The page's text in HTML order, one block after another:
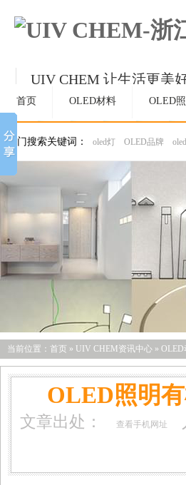
UIV CHEM 让生活更美
持续精进，成为OLED
首页 OLED材料 OLED
热门搜索关键词： oled灯 OLED品牌 oled
当前位置： 首页 » UIV CHEM资讯中心 » OLED
OLED照明
文章出处： 查看手机网址